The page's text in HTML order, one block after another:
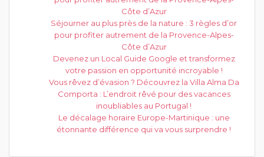
Côte d’Azur
Séjourner au plus près de la nature : 3 règles d’or
pour profiter autrement de la Provence-Alpes-
Côte d’Azur
Devenez un Local Guide Google et transformez
votre passion en opportunité incroyable !
Vous rêvez d’évasion ? Découvrez la Villa Alma Da
Comporta : L’endroit rêvé pour des vacances
inoubliables au Portugal !
Le décalage horaire Europe-Martinique : une
étonnante différence qui va vous surprendre !